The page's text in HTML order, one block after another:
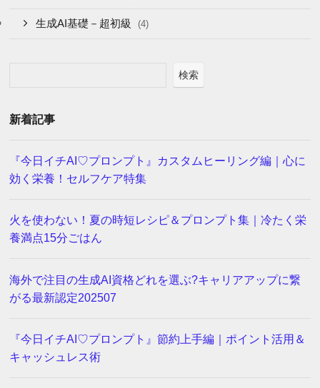
生成AI基礎－超初級 (4)
検索
新着記事
『今日イチAI♡プロンプト』カスタムヒーリング編｜心に
効く栄養！セルフケア特集
火を使わない！夏の時短レシピ＆プロンプト集｜冷たく栄
養満点15分ごはん
海外で注目の生成AI資格どれを選ぶ?キャリアアップに繋
がる最新認定202507
『今日イチAI♡プロンプト』節約上手編｜ポイント活用＆
キャッシュレス術